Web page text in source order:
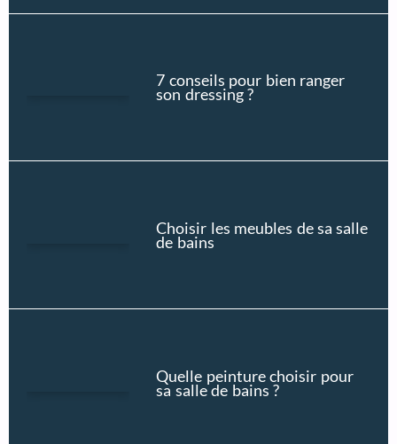
7 conseils pour bien ranger
son dressing ?
Choisir les meubles de sa salle
de bains
Quelle peinture choisir pour
sa salle de bains ?